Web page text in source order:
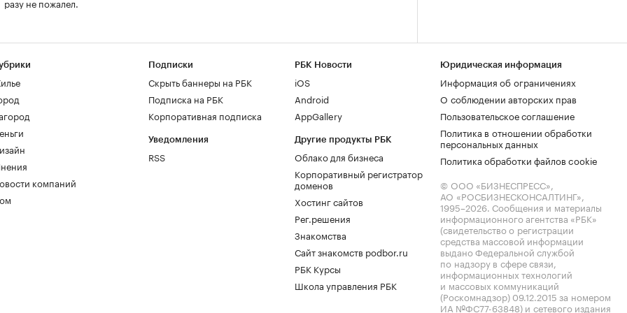
компаний
Подписки
Скрыть баннеры на РБК
Подписка на РБК
Корпоративная подписка
Уведомления
RSS
РБК Новости
iOS
Android
AppGallery
Другие продукты РБК
Облако для бизнеса
Корпоративный регистратор
доменов
Хостинг сайтов
Рег.решения
Знакомства
Сайт знакомств podbor.ru
РБК Курсы
Школа управления РБК
Юридическая информация
Информация об ограничениях
О соблюдении авторских прав
Пользовательское соглашение
Политика в отношении обработки
персональных данных
Политика обработки файлов cookie
© ООО «БИЗНЕСПРЕСС»,
АО «РОСБИЗНЕСКОНСАЛТИНГ»,
1995–2026. Сообщения и материалы
информационного агентства «РБК»
(свидетельство о регистрации
средства массовой информации
выдано Федеральной службой
по надзору в сфере связи,
информационных технологий
и массовых коммуникаций
(Роскомнадзор) 09.12.2015 за номером
ИА №ФС77-63848) и сетевого издания